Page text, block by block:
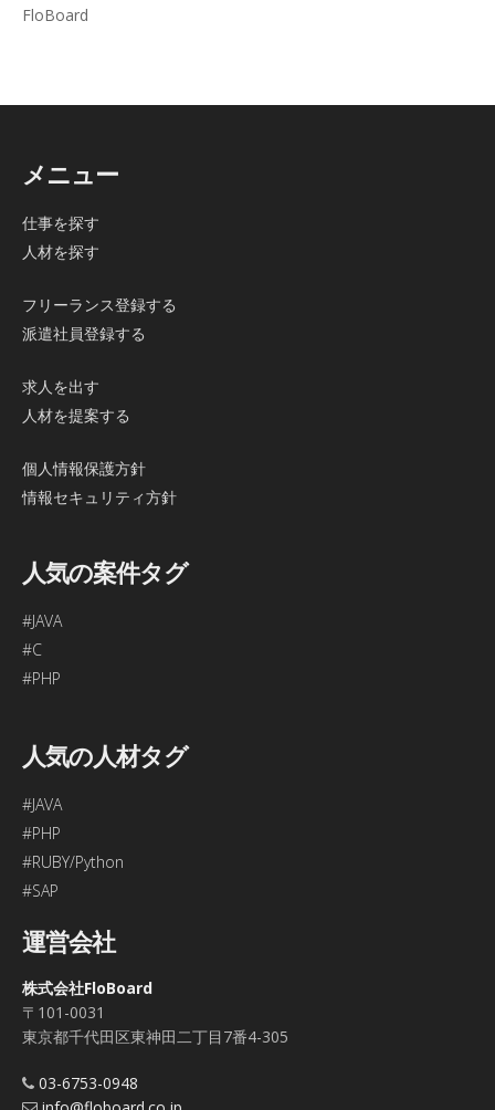
FloBoard
メニュー
仕事を探す
人材を探す
フリーランス登録する
派遣社員登録する
求人を出す
人材を提案する
個人情報保護方針
情報セキュリティ方針
人気の案件タグ
#JAVA
#C
#PHP
人気の人材タグ
#JAVA
#PHP
#RUBY/Python
#SAP
運営会社
株式会社FloBoard
〒101-0031
東京都千代田区東神田二丁目7番4-305
03-6753-0948